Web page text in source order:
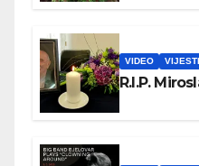
VIDEO VIJESTI
R.I.P.